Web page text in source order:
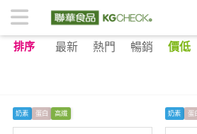
重訓健身族 | KGCHECK聯華食品生醫
排序 最新 熱門 暢銷 價低
奶素 蛋白 高纖 奶素 蛋